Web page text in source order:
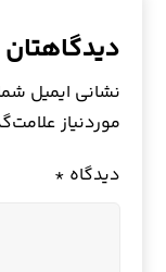
دیدگاهتان
نشانی ایمیل
موردنیاز
دیدگاه *